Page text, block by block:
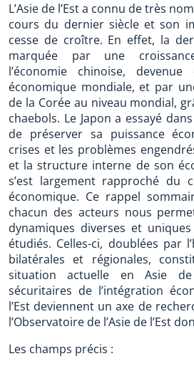
L’Asie de l’Est a connu de très
cours du dernier siècle et son
cesse de croître. En effet, la
marquée par une
l’économie chinoise, devenue
économique mondiale, et par
de la Corée au niveau mondial,
chaebols. Le Japon a essayé
de préserver sa puissance
crises et les problèmes
et la structure interne de son
s’est largement rapproché du
économique. Ce rappel
chacun des acteurs nous
dynamiques diverses et
étudiés. Celles-ci, doublées par
bilatérales et régionales,
situation actuelle en Asie de
sécuritaires de l’intégration
l’Est deviennent un axe de
l’Observatoire de l’Asie de l’Est
Les champs précis :